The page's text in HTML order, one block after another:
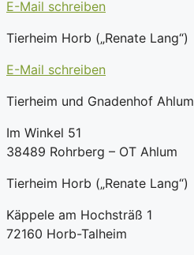
E-Mail schreiben
Tierheim Horb („Renate Lang“)
E-Mail schreiben
Tierheim und Gnadenhof Ahlum
Im Winkel 51
38489 Rohrberg – OT Ahlum
Tierheim Horb („Renate Lang“)
Käppele am Hochsträß 1
72160 Horb-Talheim